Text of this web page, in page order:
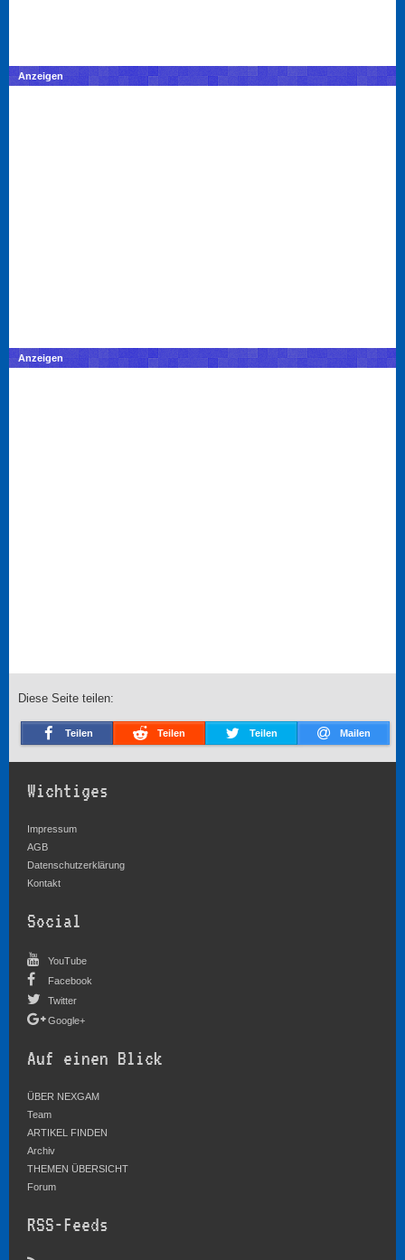
Anzeigen
Anzeigen
Diese Seite teilen:
Teilen Teilen Teilen Mailen
Wichtiges
Impressum
AGB
Datenschutzerklärung
Kontakt
Social
YouTube
Facebook
Twitter
Google+
Auf einen Blick
ÜBER NEXGAM
Team
ARTIKEL FINDEN
Archiv
THEMEN ÜBERSICHT
Forum
RSS-Feeds